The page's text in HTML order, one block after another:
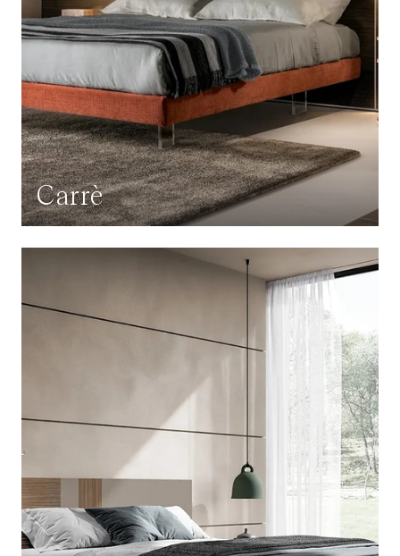
Carrè